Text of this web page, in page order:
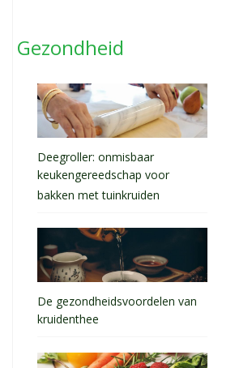
Gezondheid
Deegroller: onmisbaar
keukengereedschap voor
bakken met tuinkruiden
De gezondheidsvoordelen van
kruidenthee